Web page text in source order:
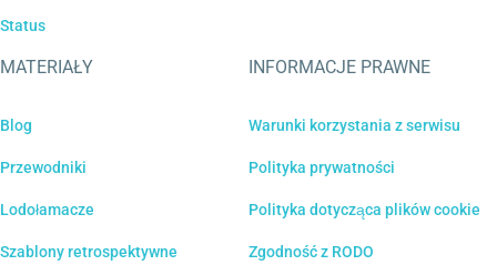
Status
MATERIAŁY
Blog
Przewodniki
Lodołamacze
Szablony retrospektywne
INFORMACJE PRAWNE
Warunki korzystania z serwisu
Polityka prywatności
Polityka dotycząca plików cookie
Zgodność z RODO